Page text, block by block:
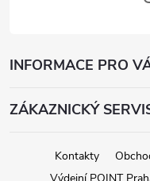
INFORMACE PRO
ZÁKAZNICKÝ
Kontakty
Výdejní POINT